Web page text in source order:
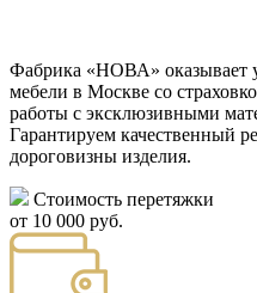
Фабрика «НОВА» оказывает
мебели в Москве со
работы с эксклюзивными
Гарантируем качественный
дороговизны изделия.
Стоимость перетяжки
от 10 000 руб.